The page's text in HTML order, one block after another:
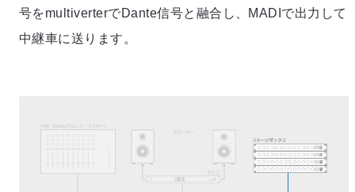
号をmultiverterでDante信号と融合し、MADIで出力して
中継車に送ります。